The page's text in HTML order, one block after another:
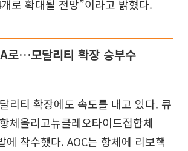
로 확대될 전망”이라고 밝혔다.
로…모달리티 확장 승부수
리티 확장에도 속도를 내고 있다. 큐
체올리고뉴클레오타이드접합체
에 착수했다. AOC는 항체에 리보핵